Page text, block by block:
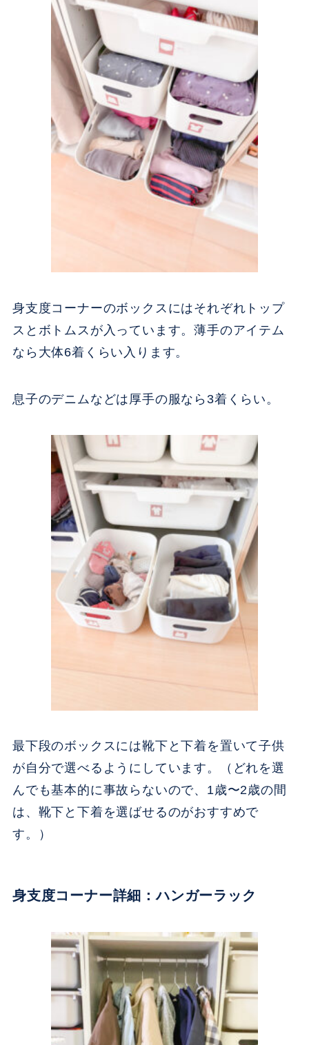
身支度コーナーのボックスにはそれぞれトップ
スとボトムスが入っています。薄手のアイテム
なら大体6着くらい入ります。
息子のデニムなどは厚手の服なら3着くらい。
最下段のボックスには靴下と下着を置いて子供
が自分で選べるようにしています。（どれを選
んでも基本的に事故らないので、1歳〜2歳の間
は、靴下と下着を選ばせるのがおすすめで
す。）
身支度コーナー詳細：ハンガーラック